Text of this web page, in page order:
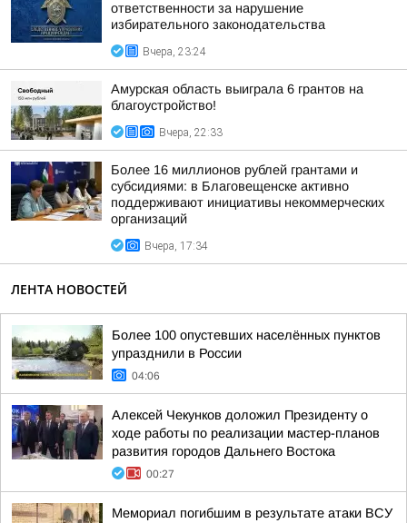
ответственности за нарушение
избирательного законодательства
Вчера, 23:24
Амурская область выиграла 6 грантов на
благоустройство!
Вчера, 22:33
Более 16 миллионов рублей грантами и
субсидиями: в Благовещенске активно
поддерживают инициативы некоммерческих
организаций
Вчера, 17:34
ЛЕНТА НОВОСТЕЙ
Более 100 опустевших населённых пунктов
упразднили в России
04:06
Алексей Чекунков доложил Президенту о
ходе работы по реализации мастер-планов
развития городов Дальнего Востока
00:27
Мемориал погибшим в результате атаки ВСУ